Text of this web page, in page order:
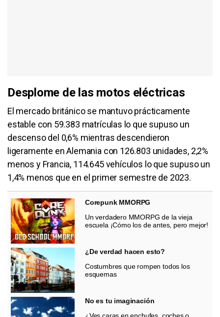
Desplome de las motos eléctricas
El mercado británico se mantuvo prácticamente
estable con 59.383 matrículas lo que supuso un
descenso del 0,6% mientras descendieron
ligeramente en Alemania con 126.803 unidades, 2,2%
menos y Francia, 114.645 vehículos lo que supuso un
1,4% menos que en el primer semestre de 2023.
Corepunk MMORPG
Un verdadero MMORPG de la vieja
escuela ¡Cómo los de antes, pero mejor!
¿De verdad hacen esto?
Costumbres que rompen todos los
esquemas
No es tu imaginación
¿Ves caras en enchufes, coches o